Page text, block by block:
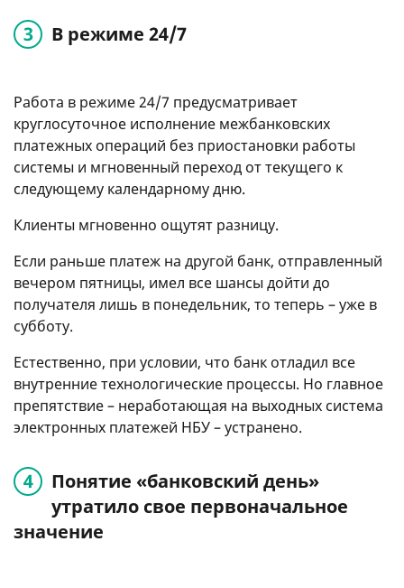
В режиме 24/7
Работа в режиме 24/7 предусматривает
круглосуточное исполнение межбанковских
платежных операций без приостановки работы
системы и мгновенный переход от текущего к
следующему календарному дню.
Клиенты мгновенно ощутят разницу.
Если раньше платеж на другой банк, отправленный
вечером пятницы, имел все шансы дойти до
получателя лишь в понедельник, то теперь – уже в
субботу.
Естественно, при условии, что банк отладил все
внутренние технологические процессы. Но главное
препятствие – неработающая на выходных система
электронных платежей НБУ – устранено.
Понятие «банковский день»
утратило свое первоначальное
значение